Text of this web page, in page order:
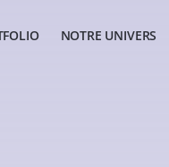
NOTRE UNIVERS